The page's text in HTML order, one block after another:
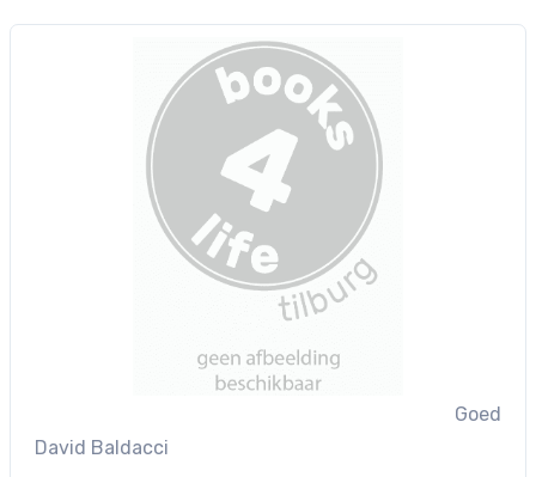
Goed
David Baldacci